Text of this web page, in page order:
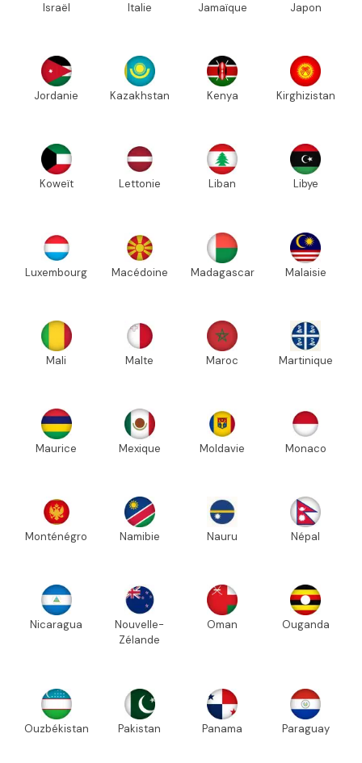
Israël Italie Jamaïque Japon
Jordanie Kazakhstan Kenya Kirghizistan
Koweït Lettonie Liban Libye
Luxembourg Macédoine Madagascar Malaisie
Mali Malte Maroc Martinique
Maurice Mexique Moldavie Monaco
Monténégro Namibie Nauru Népal
Nicaragua
Nouvelle-
Zélande
Oman Ouganda
Ouzbékistan Pakistan Panama Paraguay